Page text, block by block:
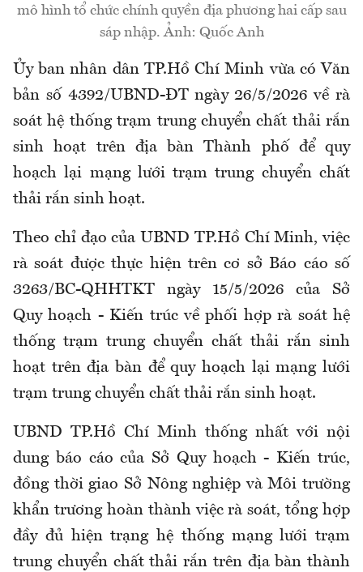
mô hình tổ chức chính quyền địa phương hai cấp sau
sáp nhập. Ảnh: Quốc Anh
Ủy ban nhân dân TP.Hồ Chí Minh vừa có Văn
bản số 4392/UBND-ĐT ngày 26/5/2026 về rà
soát hệ thống trạm trung chuyển chất thải rắn
sinh hoạt trên địa bàn Thành phố để quy
hoạch lại mạng lưới trạm trung chuyển chất
thải rắn sinh hoạt.
Theo chỉ đạo của UBND TP.Hồ Chí Minh, việc
rà soát được thực hiện trên cơ sở Báo cáo số
3263/BC-QHHTKT ngày 15/5/2026 của Sở
Quy hoạch - Kiến trúc về phối hợp rà soát hệ
thống trạm trung chuyển chất thải rắn sinh
hoạt trên địa bàn để quy hoạch lại mạng lưới
trạm trung chuyển chất thải rắn sinh hoạt.
UBND TP.Hồ Chí Minh thống nhất với nội
dung báo cáo của Sở Quy hoạch - Kiến trúc,
đồng thời giao Sở Nông nghiệp và Môi trường
khẩn trương hoàn thành việc rà soát, tổng hợp
đầy đủ hiện trạng hệ thống mạng lưới trạm
trung chuyển chất thải rắn trên địa bàn thành